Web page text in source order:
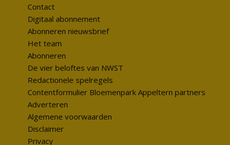
Contact
Digitaal abonnement
Abonneren nieuwsbrief
Het team
Abonneren
De vier beloftes van NWST
Redactionele spelregels
Contentformulier Bloemenpark Appeltern partners
Adverteren
Algemene voorwaarden
Disclaimer
Privacy